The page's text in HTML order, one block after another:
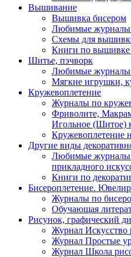
Вышивание
Вышивка бисером
Любимые
Схемы для
Книги по вышивке
Шитье, пэчворк
Любимые
Мягкие игрушки,
Кружевоплетение
Журналы по
Фриволите,
Игольное (Шитое)
Кружевоплетение
Другие виды
Любимые журналы
прикладного
Книги по
Бисероплетение.
Журналы по
Обучающая
Рисунок, графический
Журнал Искусство
Журнал Простые
Журнал Школа